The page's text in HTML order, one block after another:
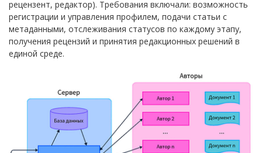
рецензент, редактор). Требования включали: возможность
регистрации и управления профилем, подачи статьи с
метаданными, отслеживания статусов по каждому этапу,
получения рецензий и принятия редакционных решений в
единой среде.